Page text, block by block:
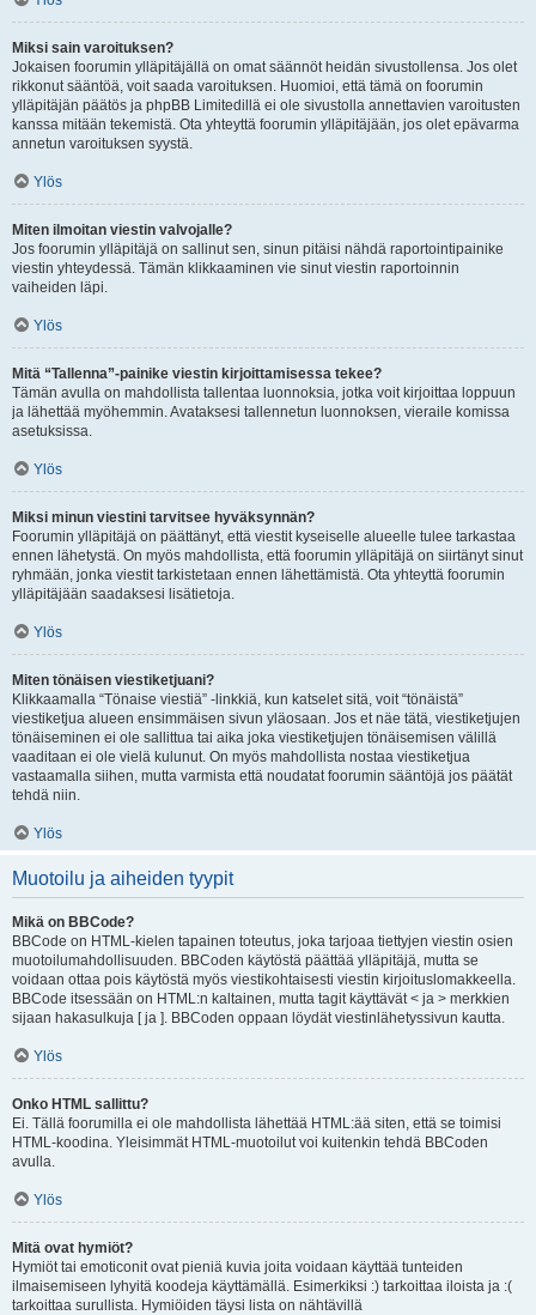
Miksi sain varoituksen?
Jokaisen foorumin ylläpitäjällä on omat säännöt heidän sivustollensa. Jos olet
rikkonut sääntöä, voit saada varoituksen. Huomioi, että tämä on foorumin
ylläpitäjän päätös ja phpBB Limitedillä ei ole sivustolla annettavien varoitusten
kanssa mitään tekemistä. Ota yhteyttä foorumin ylläpitäjään, jos olet epävarma
annetun varoituksen syystä.
Ylös
Miten ilmoitan viestin valvojalle?
Jos foorumin ylläpitäjä on sallinut sen, sinun pitäisi nähdä raportointipainike
viestin yhteydessä. Tämän klikkaaminen vie sinut viestin raportoinnin
vaiheiden läpi.
Ylös
Mitä “Tallenna”-painike viestin kirjoittamisessa tekee?
Tämän avulla on mahdollista tallentaa luonnoksia, jotka voit kirjoittaa loppuun
ja lähettää myöhemmin. Avataksesi tallennetun luonnoksen, vieraile komissa
asetuksissa.
Ylös
Miksi minun viestini tarvitsee hyväksynnän?
Foorumin ylläpitäjä on päättänyt, että viestit kyseiselle alueelle tulee tarkastaa
ennen lähetystä. On myös mahdollista, että foorumin ylläpitäjä on siirtänyt sinut
ryhmään, jonka viestit tarkistetaan ennen lähettämistä. Ota yhteyttä foorumin
ylläpitäjään saadaksesi lisätietoja.
Ylös
Miten tönäisen viestiketjuani?
Klikkaamalla “Tönaise viestiä” -linkkiä, kun katselet sitä, voit “tönäistä”
viestiketjua alueen ensimmäisen sivun yläosaan. Jos et näe tätä, viestiketjujen
tönäiseminen ei ole sallittua tai aika joka viestiketjujen tönäisemisen välillä
vaaditaan ei ole vielä kulunut. On myös mahdollista nostaa viestiketjua
vastaamalla siihen, mutta varmista että noudatat foorumin sääntöjä jos päätät
tehdä niin.
Ylös
Muotoilu ja aiheiden tyypit
Mikä on BBCode?
BBCode on HTML-kielen tapainen toteutus, joka tarjoaa tiettyjen viestin osien
muotoilumahdollisuuden. BBCoden käytöstä päättää ylläpitäjä, mutta se
voidaan ottaa pois käytöstä myös viestikohtaisesti viestin kirjoituslomakkeella.
BBCode itsessään on HTML:n kaltainen, mutta tagit käyttävät < ja > merkkien
sijaan hakasulkuja [ ja ]. BBCoden oppaan löydät viestinlähetyssivun kautta.
Ylös
Onko HTML sallittu?
Ei. Tällä foorumilla ei ole mahdollista lähettää HTML:ää siten, että se toimisi
HTML-koodina. Yleisimmät HTML-muotoilut voi kuitenkin tehdä BBCoden
avulla.
Ylös
Mitä ovat hymiöt?
Hymiöt tai emoticonit ovat pieniä kuvia joita voidaan käyttää tunteiden
ilmaisemiseen lyhyitä koodeja käyttämällä. Esimerkiksi :) tarkoittaa iloista ja :(
tarkoittaa surullista. Hymiöiden täysi lista on nähtävillä